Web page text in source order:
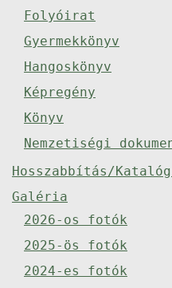
Folyóirat
Gyermekkönyv
Hangoskönyv
Képregény
Könyv
Nemzetiségi
Hosszabbítás/
Galéria
2026-os fotók
2025-ös fotók
2024-es fotók